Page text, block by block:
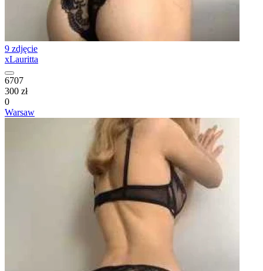
9 zdjęcie
xLauritta
6707
300 zł
0
Warsaw